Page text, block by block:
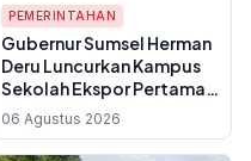
PEMERINTAHAN
Gubernur Sumsel Herman
Deru Luncurkan Kampus
Sekolah Ekspor Pertama
di Indonesia, Target
100.000 Sultan Muda
06 Agustus 2026